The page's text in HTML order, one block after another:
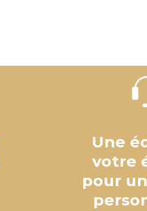
Une
votre
pour